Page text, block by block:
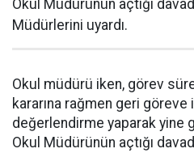
Okul Müdürünün açtığı
Müdürlerini uyardı.
Okul müdürü iken, görev
kararına rağmen geri
değerlendirme yaparak yine
Okul Müdürünün açtığı